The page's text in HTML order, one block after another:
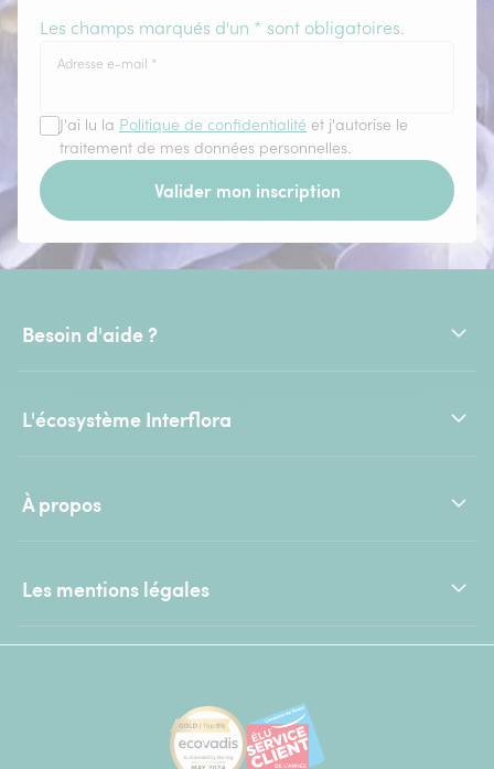
Les champs marqués d'un * sont obligatoires.
Adresse e-mail *
J'ai lu la Politique de confidentialité et j'autorise le
traitement de mes données personnelles.
Valider mon inscription
Besoin d'aide ?
L'écosystème Interflora
À propos
Les mentions légales